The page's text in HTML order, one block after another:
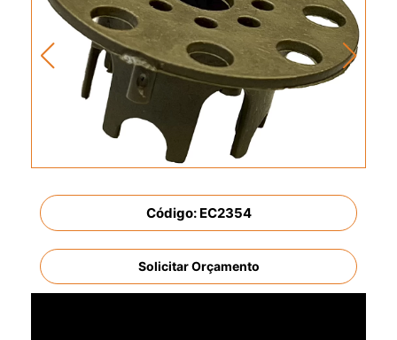
Código: EC2354
Solicitar Orçamento